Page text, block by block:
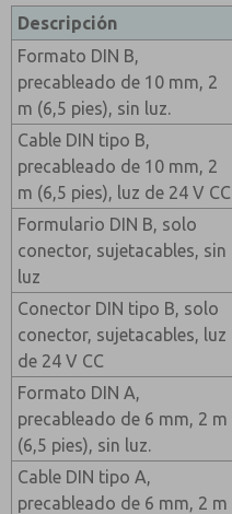
Descripción
Formato DIN B,
precableado de 10 mm, 2
m (6,5 pies), sin luz.
Cable DIN tipo B,
precableado de 10 mm, 2
m (6,5 pies), luz de 24 V CC
Formulario DIN B, solo
conector, sujetacables, sin
luz
Conector DIN tipo B, solo
conector, sujetacables, luz
de 24 V CC
Formato DIN A,
precableado de 6 mm, 2 m
(6,5 pies), sin luz.
Cable DIN tipo A,
precableado de 6 mm, 2 m